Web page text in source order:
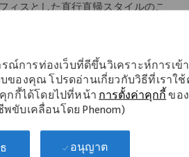
ณ์การท่องเว็บที่ดีขึ้นวิเคราะห์การเข้
ของคุณ โปรดอ่านเกี่ยวกับวิธีที่เราใช้
กกี้ได้โดยไปที่หน้าการตั้งค่าคุกกี้ของ
พขับเคลื่อนโดย Phenom)
อนุญาต
ィスとした直行直帰スタイルのこ
」というコンセプトの元、始まり
トラネットから学術文献などのナ
員の同行を中心としたOJT等、一